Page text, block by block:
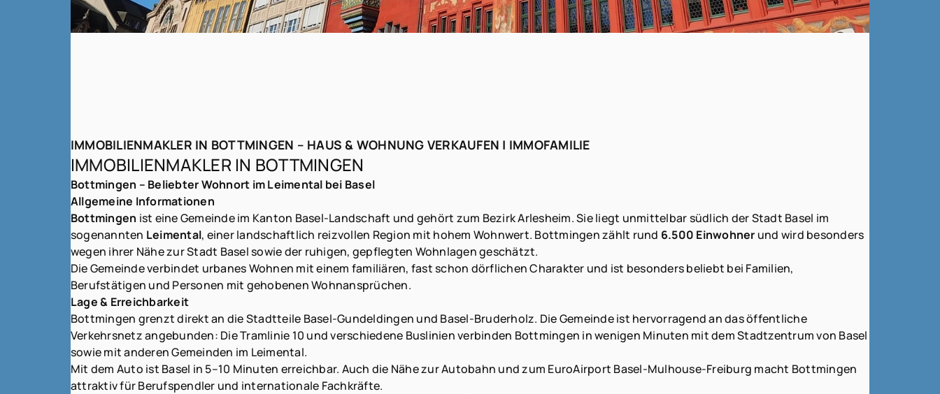
IMMOBILIENMAKLER IN BOTTMINGEN – HAUS & WOHNUNG VERKAUFEN | IMMOFAMILIE
IMMOBILIENMAKLER IN BOTTMINGEN
Bottmingen – Beliebter Wohnort im Leimental bei Basel
Allgemeine Informationen
Bottmingen ist eine Gemeinde im Kanton Basel-Landschaft und gehört zum Bezirk Arlesheim. Sie liegt unmittelbar südlich der Stadt Basel im
sogenannten Leimental, einer landschaftlich reizvollen Region mit hohem Wohnwert. Bottmingen zählt rund 6.500 Einwohner und wird besonders
wegen ihrer Nähe zur Stadt Basel sowie der ruhigen, gepflegten Wohnlagen geschätzt.
Die Gemeinde verbindet urbanes Wohnen mit einem familiären, fast schon dörflichen Charakter und ist besonders beliebt bei Familien,
Berufstätigen und Personen mit gehobenen Wohnansprüchen.
Lage & Erreichbarkeit
Bottmingen grenzt direkt an die Stadtteile Basel-Gundeldingen und Basel-Bruderholz. Die Gemeinde ist hervorragend an das öffentliche
Verkehrsnetz angebunden: Die Tramlinie 10 und verschiedene Buslinien verbinden Bottmingen in wenigen Minuten mit dem Stadtzentrum von Basel
sowie mit anderen Gemeinden im Leimental.
Mit dem Auto ist Basel in 5–10 Minuten erreichbar. Auch die Nähe zur Autobahn und zum EuroAirport Basel-Mulhouse-Freiburg macht Bottmingen
attraktiv für Berufspendler und internationale Fachkräfte.